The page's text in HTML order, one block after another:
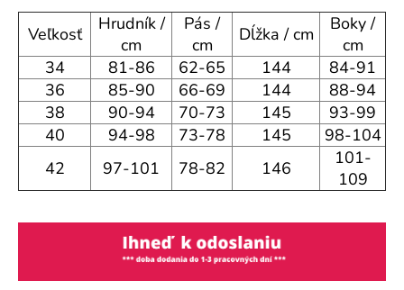
Veľkosť
Hrudník /
cm
Pás /
cm
Dĺžka / cm
Boky /
cm
34
81-86 62-65 144
84-91
36
85-90 66-69 144
88-94
38
90-94 70-73 145
93-99
40
94-98 73-78 145
98-104
42
97-101 78-82 146
101-
109